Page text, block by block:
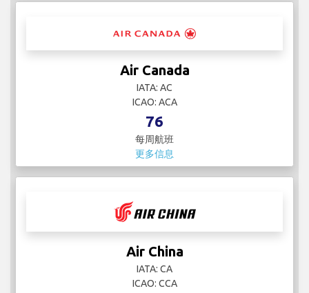
Air Canada
IATA: AC
ICAO: ACA
76
每周航班
更多信息
Air China
IATA: CA
ICAO: CCA